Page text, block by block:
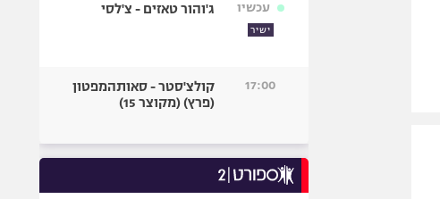
עכשיו
ישיר
ג'והור טאזים - צ'לסי
17:00
קולצ'סטר - סאותהמפטון
(פרץ) (מקוצר 15)